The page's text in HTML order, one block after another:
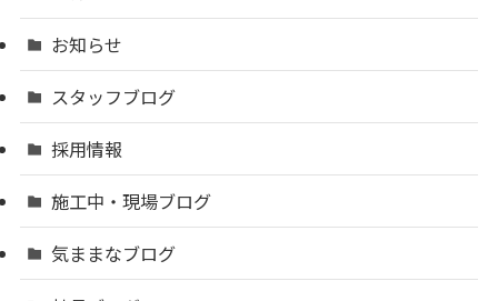
お知らせ
スタッフブログ
採用情報
施工中・現場ブログ
気ままなブログ